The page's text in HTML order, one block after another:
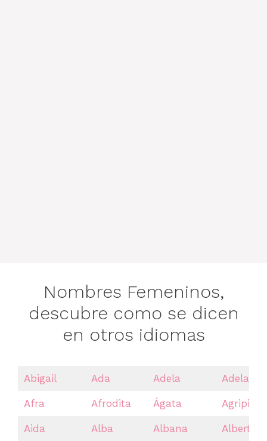
Nombres Femeninos,
descubre como se dicen
en otros idiomas
Abigail Ada Adela Adelaida
Afra Afrodita Ágata Agripina
Aida Alba Albana Albertina